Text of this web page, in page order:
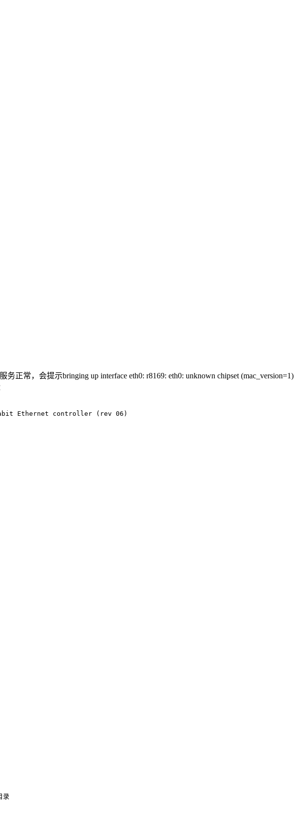
常，会提示bringing up interface eth0: r8169: eth0: unknown chipset (mac_version=1)
录